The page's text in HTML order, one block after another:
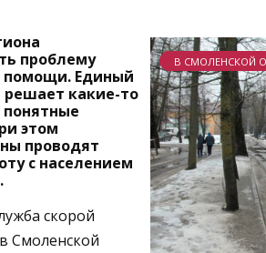
В СМОЛЕНСКОЙ
проблему
помощи. Единый
решает какие-то
понятные
этом
проводят
с населением
скорой
Смоленской